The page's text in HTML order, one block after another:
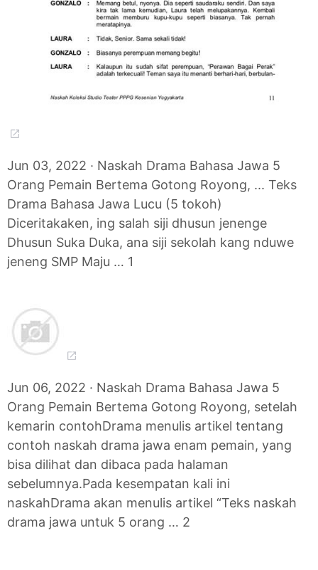
Jun 03, 2022 · Naskah Drama Bahasa Jawa 5
Orang Pemain Bertema Gotong Royong, ... Teks
Drama Bahasa Jawa Lucu (5 tokoh)
Diceritakaken, ing salah siji dhusun jenenge
Dhusun Suka Duka, ana siji sekolah kang nduwe
jeneng SMP Maju … 1
Jun 06, 2022 · Naskah Drama Bahasa Jawa 5
Orang Pemain Bertema Gotong Royong, setelah
kemarin contohDrama menulis artikel tentang
contoh naskah drama jawa enam pemain, yang
bisa dilihat dan dibaca pada halaman
sebelumnya.Pada kesempatan kali ini
naskahDrama akan menulis artikel “Teks naskah
drama jawa untuk 5 orang … 2